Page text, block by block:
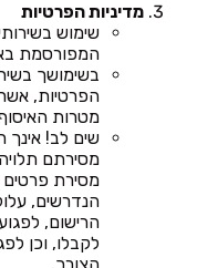
מדיניות הפרטיות
שימוש
המפורסמת
בשימושך
הפרטיות,
מטרות
שים לב! אינך
מסירתם
מסירת פרטים
הנדרשים,
הרישום,
לקבלו, וכן